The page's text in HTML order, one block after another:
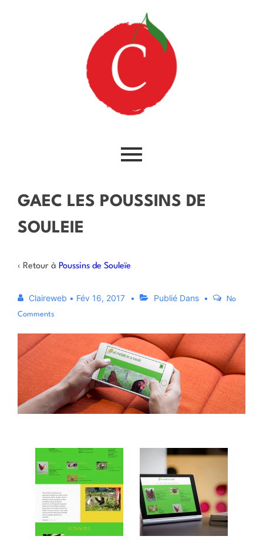
GAEC LES POUSSINS DE
SOULEIE
‹ Retour à Poussins de Souleïe
Claireweb • Fév 16, 2017 Publié Dans
No
Comments